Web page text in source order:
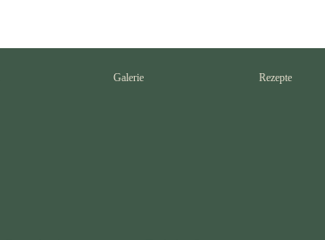
Galerie Rezepte